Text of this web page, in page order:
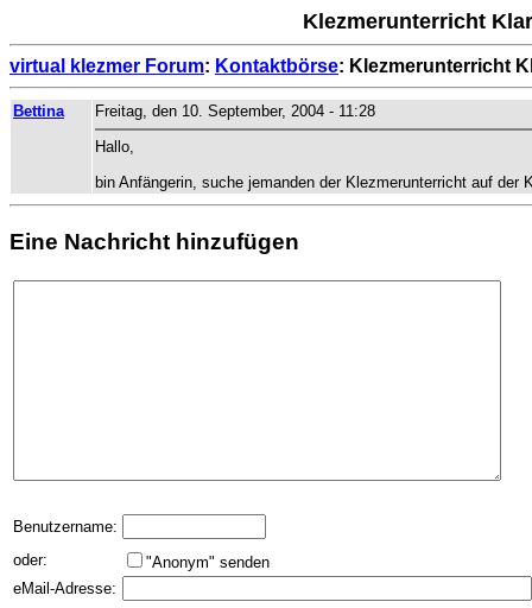
Klezmerunterricht
virtual klezmer Forum: Kontaktbörse: Klezmerunterricht
Bettina
Freitag, den 10. September, 2004 - 11:28
Hallo,
bin Anfängerin, suche jemanden der Klezmerunterricht auf der
Eine Nachricht hinzufügen
Benutzername:
oder:
"Anonym" senden
eMail-Adresse: